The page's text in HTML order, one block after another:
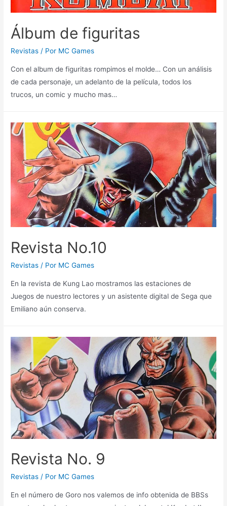
Álbum de figuritas
Revistas / Por MC Games
Con el album de figuritas rompimos el molde… Con un análisis
de cada personaje, un adelanto de la película, todos los
trucos, un comic y mucho mas…
Revista No.10
Revistas / Por MC Games
En la revista de Kung Lao mostramos las estaciones de
Juegos de nuestro lectores y un asistente digital de Sega que
Emiliano aún conserva.
Revista No. 9
Revistas / Por MC Games
En el número de Goro nos valemos de info obtenida de BBSs